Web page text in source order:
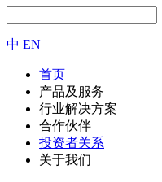
中 EN
首页
产品及服务
行业解决方案
合作伙伴
投资者关系
关于我们